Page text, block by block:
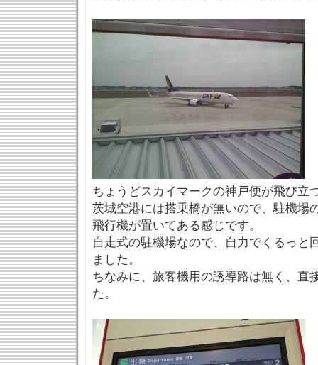
ちょうどスカイマークの神戸便が飛び立
茨城空港には搭乗橋が無いので、駐機場
飛行機が置いてある感じです。
自走式の駐機場なので、自力でくるっと
ました。
ちなみに、旅客機用の誘導路は無く、直
た。